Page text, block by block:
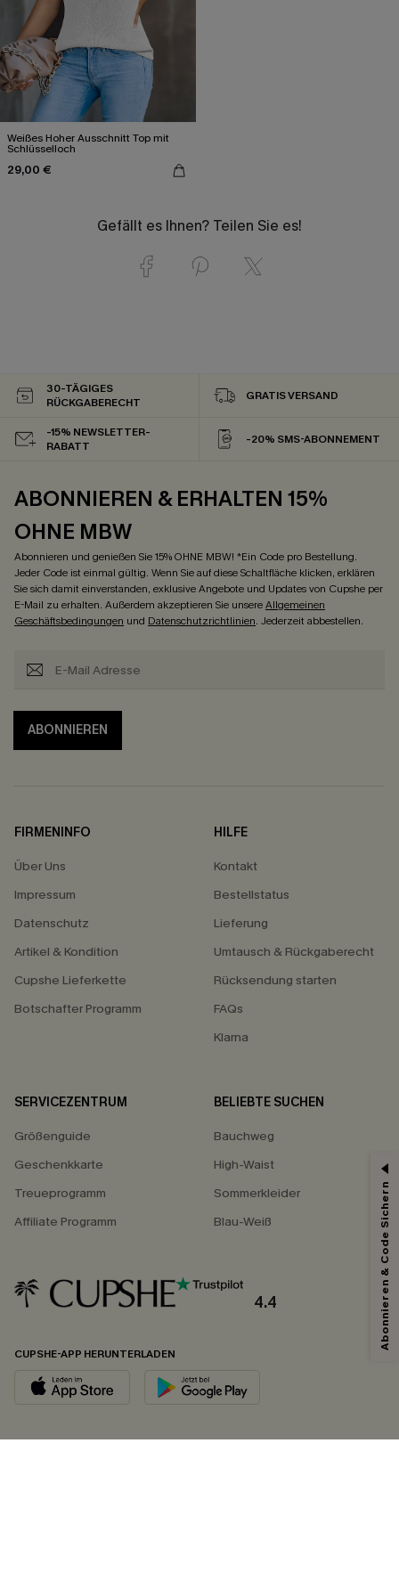
Weißes Hoher Ausschnitt Top mit
Schlüsselloch
29,00 €
Gefällt es Ihnen? Teilen Sie es!
30-TÄGIGES
RÜCKGABERECHT
GRATIS VERSAND
-15% NEWSLETTER-
RABATT
-20% SMS-ABONNEMENT
ABONNIEREN & ERHALTEN 15%
OHNE MBW
Abonnieren und genießen Sie 15% OHNE MBW! *Ein Code pro Bestellung.
Jeder Code ist einmal gültig. Wenn Sie auf diese Schaltfläche klicken, erklären
Sie sich damit einverstanden, exklusive Angebote und Updates von Cupshe per
E-Mail zu erhalten. Außerdem akzeptieren Sie unsereAllgemeinen
Geschäftsbedingungen und Datenschutzrichtlinien. Jederzeit abbestellen.
ABONNIEREN
FIRMENINFO
Über Uns
Impressum
Datenschutz
Artikel & Kondition
Cupshe Lieferkette
Botschafter Programm
HILFE
Kontakt
Bestellstatus
Lieferung
Umtausch & Rückgaberecht
Rücksendung starten
FAQs
Klarna
SERVICEZENTRUM
Größenguide
Geschenkkarte
Treueprogramm
Affiliate Programm
BELIEBTE SUCHEN
Bauchweg
High-Waist
Sommerkleider
Blau-Weiß
4.4
CUPSHE-APP HERUNTERLADEN
Abonnieren & Code Sichern